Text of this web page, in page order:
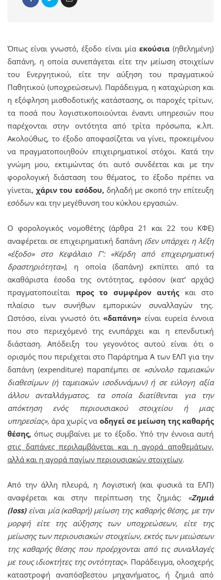
Όπως είναι γνωστό, έξοδο είναι μία εκούσια (ηθελημένη)
δαπάνη, η οποία συνεπάγεται είτε την μείωση στοιχείων
του Ενεργητικού, είτε την αύξηση του πραγματικού
Παθητικού (υποχρεώσεων). Παράδειγμα, η καταχώριση και
η εξόφληση μισθοδοτικής κατάστασης, οι παροχές τρίτων,
τα ποσά που λογιστικοποιούνται έναντι υπηρεσιών που
παρέχονται στην οντότητα από τρίτα πρόσωπα, κ.λπ.
Ακολούθως, το έξοδο αποφασίζεται να γίνει, προκειμένου
να πραγματοποιηθούν επιχειρηματικοί στόχοι. Κατά την
γνώμη μου, εκτιμώντας ότι αυτό συνδέεται και με την
φορολογική διάσταση του θέματος, το έξοδο πρέπει να
γίνεται, χάριν του εσόδου,δηλαδή με σκοπό την επίτευξη
εσόδων και την μεγέθυνση του κύκλου εργασιών.
Ο φορολογικός νομοθέτης (άρθρα 21 και 22 του ΚΦΕ)
αναφέρεται σε επιχειρηματική δαπάνη (δεν υπάρχει η λέξη
«έξοδο» στο Κεφάλαιο Γ’: «Κέρδη από επιχειρηματική
δραστηριότητα»), η οποία (δαπάνη) εκπίπτει από τα
ακαθάριστα έσοδα της οντότητας, εφόσον (κατ’ αρχάς)
πραγματοποιείται προς το συμφέρον αυτήςκαι στο
πλαίσιο των συνήθων εμπορικών συναλλαγών της.
Ωστόσο, είναι γνωστό ότι«δαπάνη» είναι ευρεία έννοια
που στο περιεχόμενό της ενυπάρχει και η επενδυτική
διάσταση. Απόδειξη του γεγονότος αυτού είναι ότι ο
ορισμός που περιέχεται στο Παράρτημα Α των ΕΛΠ για την
δαπάνη (expenditure) παραπέμπει σε «σύνολο ταμειακών
διαθεσίμων (ή ταμειακών ισοδυνάμων) ή σε εύλογη αξία
άλλου ανταλλάγματος, τα οποία διατίθενται για την
απόκτηση ενός περιουσιακού στοιχείου ή μιας
υπηρεσίας», άρα χωρίς να οδηγεί σε μείωση της καθαρής
θέσης, όπως συμβαίνει με το έξοδο. Υπό την έννοια αυτή
στις δαπάνες περιλαμβάνεται και η αγορά αποθεμάτων,
αλλά και η αγορά παγίων περιουσιακών στοιχείων.
Από την άλλη πλευρά, η Λογιστική (και φυσικά τα ΕΛΠ)
αναφέρεται και στην περίπτωση της ζημιάς: «Ζημιά
(loss) είναι μία (καθαρή) μείωση της καθαρής θέσης, με την
μορφή είτε της αύξησης των υποχρεώσεων, είτε της
μείωσης των περιουσιακών στοιχείων, εκτός των μειώσεων
της καθαρής θέσης που προέρχονται από τις συναλλαγές
με τους ιδιοκτήτες της οντότητας». Παράδειγμα, ολοσχερής
καταστροφή αναπόσβεστου μηχανήματος, ή ζημιά από